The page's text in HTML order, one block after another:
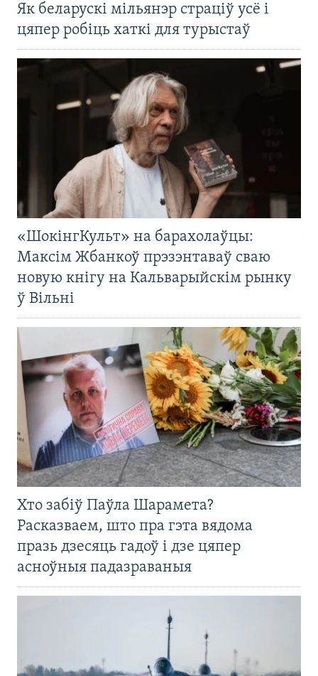
Як беларускі мільянэр страціў усё і
цяпер робіць хаткі для турыстаў
«ШокінгКульт» на барахолаўцы:
Максім Жбанкоў прэзэнтаваў сваю
новую кнігу на Кальварыйскім рынку
ў Вільні
Хто забіў Паўла Шарамета?
Расказваем, што пра гэта вядома
празь дзесяць гадоў і дзе цяпер
асноўныя падазраваныя